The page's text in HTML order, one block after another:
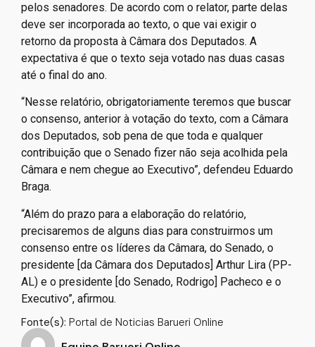
pelos senadores. De acordo com o relator, parte delas
deve ser incorporada ao texto, o que vai exigir o
retorno da proposta à Câmara dos Deputados. A
expectativa é que o texto seja votado nas duas casas
até o final do ano.
“Nesse relatório, obrigatoriamente teremos que buscar
o consenso, anterior à votação do texto, com a Câmara
dos Deputados, sob pena de que toda e qualquer
contribuição que o Senado fizer não seja acolhida pela
Câmara e nem chegue ao Executivo”, defendeu Eduardo
Braga.
“Além do prazo para a elaboração do relatório,
precisaremos de alguns dias para construirmos um
consenso entre os líderes da Câmara, do Senado, o
presidente [da Câmara dos Deputados] Arthur Lira (PP-
AL) e o presidente [do Senado, Rodrigo] Pacheco e o
Executivo”, afirmou.
Fonte(s): Portal de Noticias Barueri Online